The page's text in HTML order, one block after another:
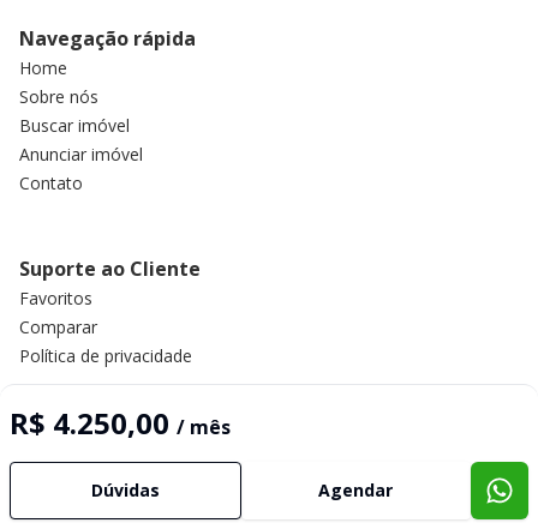
R$ 4.250,00 / mês
Dúvidas Agendar
Navegação rápida
Home
Sobre nós
Buscar imóvel
Anunciar imóvel
Contato
Suporte ao Cliente
Favoritos
Comparar
Política de privacidade
Selo de Tecnologia Loft